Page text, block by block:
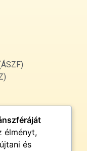
élményt,
és